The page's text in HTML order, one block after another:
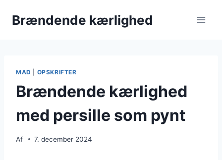
Brændende kærlighed
MAD OPSKRIFTER
Brændende kærlighed
med persille som pynt
Af 7. december 2024